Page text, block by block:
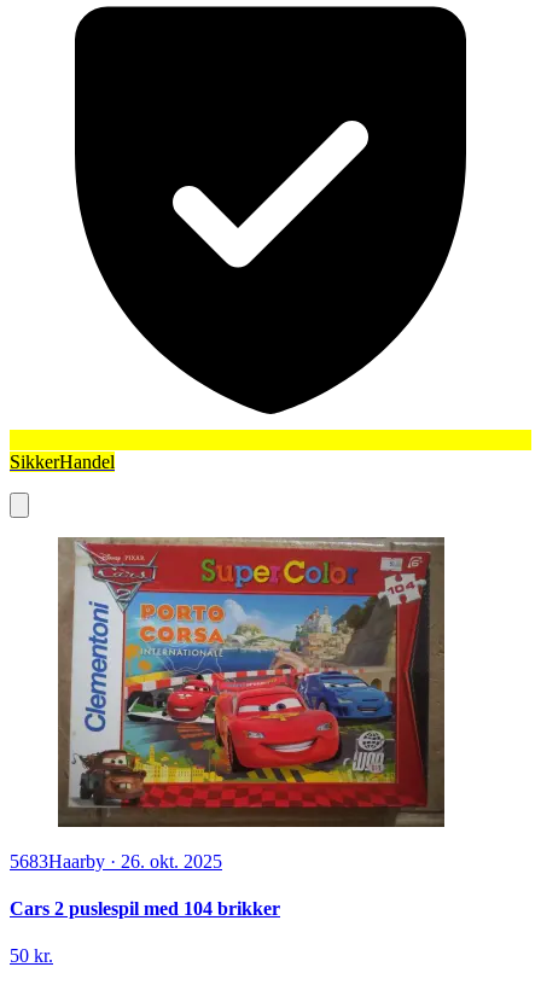
SikkerHandel
5683Haarby · 26. okt. 2025
Cars 2 puslespil med 104 brikker
50 kr.